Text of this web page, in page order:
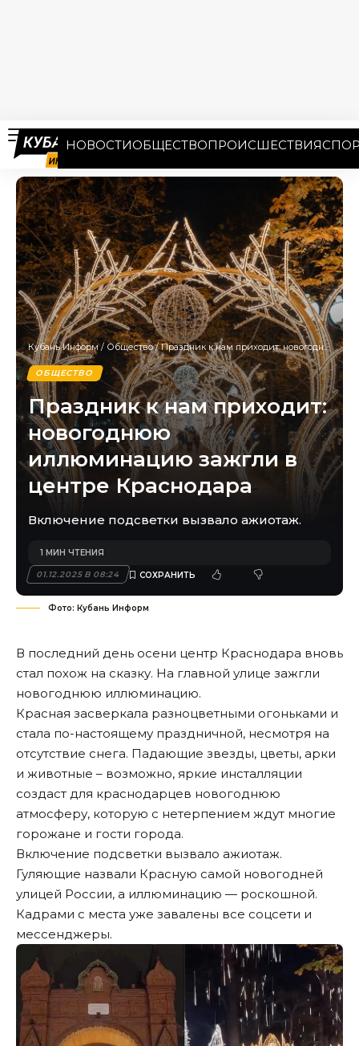
НОВОСТИОБЩЕСТВОПРОИСШЕСТВИЯ
Кубань Информ/ Общество/Праздник к нам приходит: новогоднюю иллюминацию зажгли в центре Краснодара
ОБЩЕСТВО
Праздник к нам приходит:
новогоднюю
иллюминацию зажгли в
центре Краснодара
Включение подсветки вызвало ажиотаж.
01.12.2025 В 08:24
1 МИН ЧТЕНИЯ
Фото: Кубань Информ
В последний день осени центр Краснодара вновь
стал похож на сказку. На главной улице зажгли
новогоднюю иллюминацию.
Красная засверкала разноцветными огоньками и
стала по-настоящему праздничной, несмотря на
отсутствие снега. Падающие звезды, цветы, арки
и животные – возможно, яркие инсталляции
создаст для краснодарцев новогоднюю
атмосферу, которую с нетерпением ждут многие
горожане и гости города.
Включение подсветки вызвало ажиотаж.
Гуляющие назвали Красную самой новогодней
улицей России, а иллюминацию — роскошной.
Кадрами с места уже завалены все соцсети и
мессенджеры.